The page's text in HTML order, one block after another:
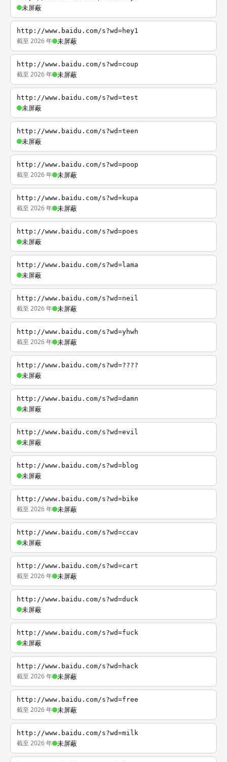
未屏蔽
http://www.baidu.com/s?wd=hey1
截至 2026 年 未屏蔽
http://www.baidu.com/s?wd=coup
截至 2026 年 未屏蔽
http://www.baidu.com/s?wd=test
未屏蔽
http://www.baidu.com/s?wd=teen
未屏蔽
http://www.baidu.com/s?wd=poop
截至 2026 年 未屏蔽
http://www.baidu.com/s?wd=kupa
截至 2026 年 未屏蔽
http://www.baidu.com/s?wd=poes
未屏蔽
http://www.baidu.com/s?wd=lama
未屏蔽
http://www.baidu.com/s?wd=neil
截至 2026 年 未屏蔽
http://www.baidu.com/s?wd=yhwh
截至 2026 年 未屏蔽
http://www.baidu.com/s?wd=????
未屏蔽
http://www.baidu.com/s?wd=damn
未屏蔽
http://www.baidu.com/s?wd=evil
未屏蔽
http://www.baidu.com/s?wd=blog
未屏蔽
http://www.baidu.com/s?wd=bike
截至 2026 年 未屏蔽
http://www.baidu.com/s?wd=ccav
未屏蔽
http://www.baidu.com/s?wd=cart
截至 2026 年 未屏蔽
http://www.baidu.com/s?wd=duck
未屏蔽
http://www.baidu.com/s?wd=fuck
未屏蔽
http://www.baidu.com/s?wd=hack
截至 2026 年 未屏蔽
http://www.baidu.com/s?wd=free
截至 2026 年 未屏蔽
http://www.baidu.com/s?wd=milk
截至 2026 年 未屏蔽